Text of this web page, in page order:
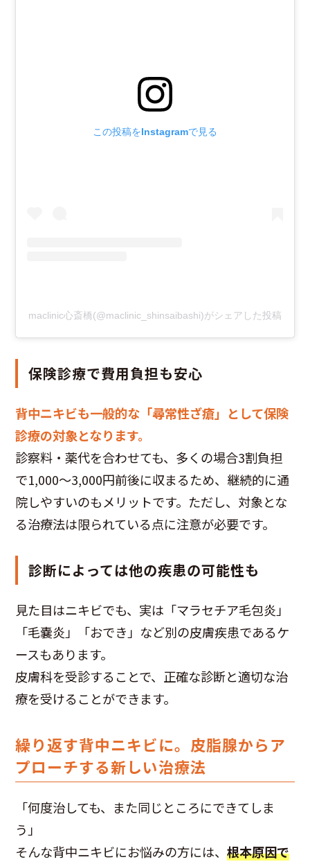
この投稿をInstagramで見る
maclinic心斎橋(@maclinic_shinsaibashi)がシェアした投稿
保険診療で費用負担も安心
背中ニキビも一般的な「尋常性ざ瘡」として保険
診療の対象となります。
診察料・薬代を合わせても、多くの場合3割負担
で1,000〜3,000円前後に収まるため、継続的に通
院しやすいのもメリットです。ただし、対象とな
る治療法は限られている点に注意が必要です。
診断によっては他の疾患の可能性も
見た目はニキビでも、実は「マラセチア毛包炎」
「毛嚢炎」「おでき」など別の皮膚疾患であるケ
ースもあります。
皮膚科を受診することで、正確な診断と適切な治
療を受けることができます。
繰り返す背中ニキビに。皮脂腺からア
プローチする新しい治療法
「何度治しても、また同じところにできてしま
う」
そんな背中ニキビにお悩みの方には、根本原因で